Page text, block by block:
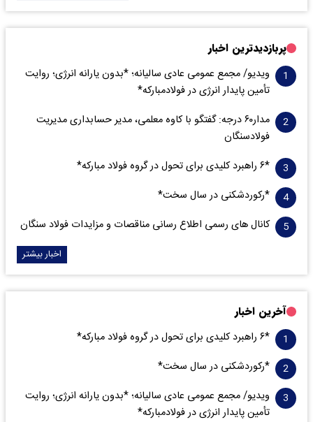
پربازدیدترین اخبار
ویدیو/ مجمع عمومی عادی سالیانه؛ *بدون یارانه انرژی؛ روایت
تأمین پایدار انرژی در فولادمبارکه*
مدار‌۶٠ درجه: گفتگو با کاوه معلمی، مدیر حسابداری مدیریت
فولادسنگان
*۶ راهبرد کلیدی برای تحول در گروه فولاد مبارکه*
*رکوردشکنی در سال سخت*
کانال های رسمی اطلاع رسانی مناقصات و مزایدات فولاد سنگان
اخبار بیشتر
آخرین اخبار
*۶ راهبرد کلیدی برای تحول در گروه فولاد مبارکه*
*رکوردشکنی در سال سخت*
ویدیو/ مجمع عمومی عادی سالیانه؛ *بدون یارانه انرژی؛ روایت
تأمین پایدار انرژی در فولادمبارکه*